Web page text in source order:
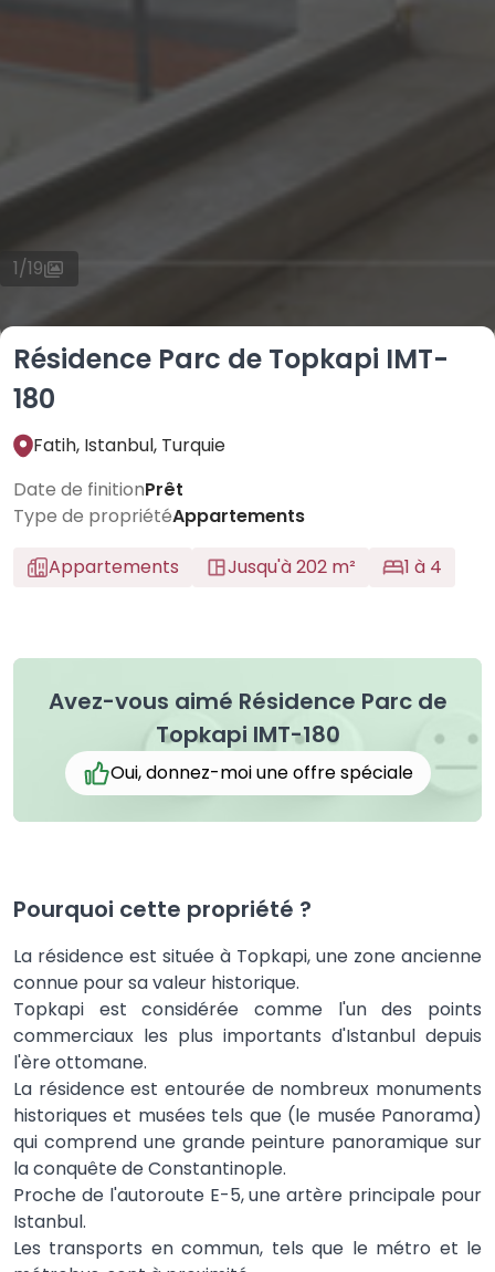
1/19
Résidence Parc de Topkapi IMT-
180
Fatih, Istanbul, Turquie
Date de finitionPrêt
Type de propriétéAppartements
Appartements
Jusqu'à 202 m² 1 à 4
Avez-vous aimé Résidence Parc de
Topkapi IMT-180
Oui, donnez-moi une offre spéciale
Pourquoi cette propriété ?
La résidence est située à Topkapi, une zone ancienne
connue pour sa valeur historique.
Topkapi est considérée comme l'un des points
commerciaux les plus importants d'Istanbul depuis
l'ère ottomane.
La résidence est entourée de nombreux monuments
historiques et musées tels que (le musée Panorama)
qui comprend une grande peinture panoramique sur
la conquête de Constantinople.
Proche de l'autoroute E-5, une artère principale pour
Istanbul.
Les transports en commun, tels que le métro et le